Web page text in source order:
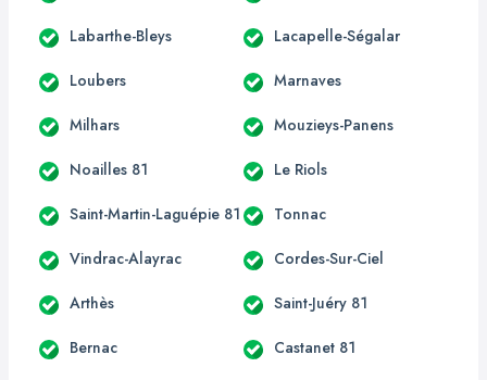
Labarthe-Bleys Lacapelle-Ségalar
Loubers Marnaves
Milhars Mouzieys-Panens
Noailles 81 Le Riols
Saint-Martin-Laguépie 81 Tonnac
Vindrac-Alayrac Cordes-Sur-Ciel
Arthès Saint-Juéry 81
Bernac Castanet 81